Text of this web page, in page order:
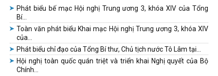
Phát biểu bế mạc Hội nghị Trung ương 3, khóa XIV của Tổng
Bí...
Toàn văn phát biểu Khai mạc Hội nghị Trung ương 3, khóa XIV
của...
Phát biểu chỉ đạo của Tổng Bí thư, Chủ tịch nước Tô Lâm tại...
Hội nghị toàn quốc quán triệt và triển khai Nghị quyết của Bộ
Chính...